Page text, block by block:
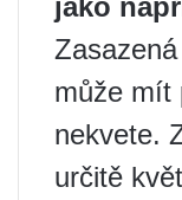
jako
může mít
nekvete.
určitě